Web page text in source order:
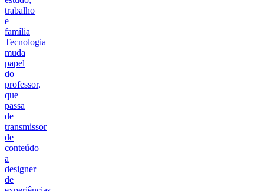
trabalho
e
família
Tecnologia
muda
papel
do
professor,
que
passa
de
transmissor
de
conteúdo
a
designer
de